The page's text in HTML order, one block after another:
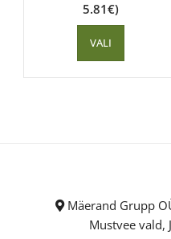
5.81€)
VALI
Mäerand Grupp
Mustvee vald,